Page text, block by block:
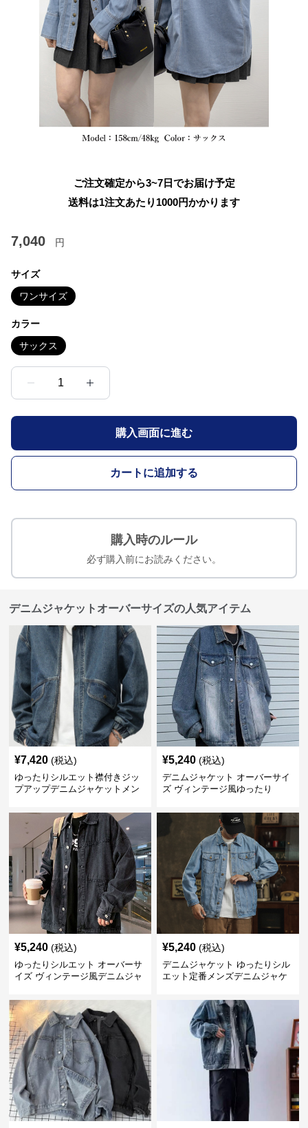
ご注文確定から3~7日でお届け予定
送料は1注文あたり 1000円かかります
7,040 円
サイズ
ワンサイズ
カラー
サックス
1
購入画面に進む
カートに追加する
購入時のルール
必ず購入前にお読みください。
デニムジャケットオーバーサイズの人気アイテム
¥7,420 (税込)
ゆったりシルエット襟付きジッ
プアップデニムジャケットメン
¥5,240 (税込)
デニムジャケット オーバーサイ
ズ ヴィンテージ風ゆったり
¥5,240 (税込)
ゆったりシルエット オーバーサ
イズ ヴィンテージ風デニムジャ
¥5,240 (税込)
デニムジャケット ゆったりシル
エット定番メンズデニムジャケ